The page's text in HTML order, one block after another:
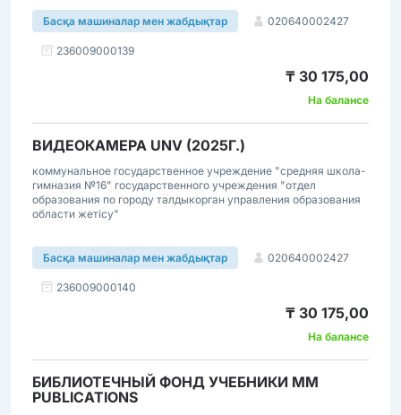
Басқа машиналар мен жабдықтар 020640002427
236009000139
₸ 30 175,00
На балансе
ВИДЕОКАМЕРА UNV (2025Г.)
коммунальное государственное учреждение "средняя школа-
гимназия №16" государственного учреждения "отдел
образования по городу талдыкорган управления образования
области жетісу"
Басқа машиналар мен жабдықтар 020640002427
236009000140
₸ 30 175,00
На балансе
БИБЛИОТЕЧНЫЙ ФОНД УЧЕБНИКИ MM
PUBLICATIONS